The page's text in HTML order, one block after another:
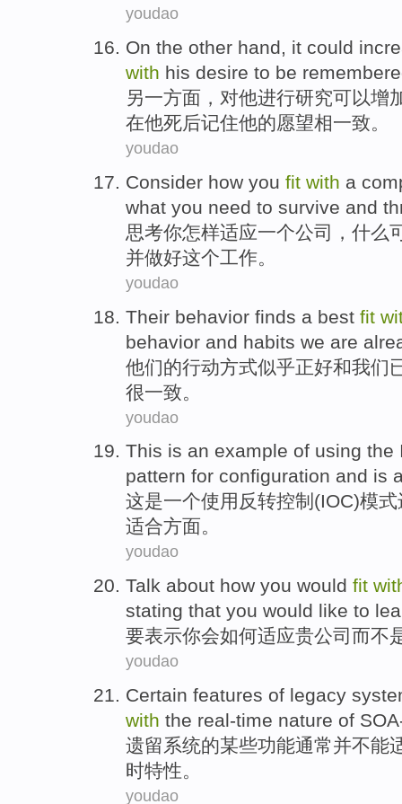
youdao
On the other hand, it could
with his desire to be
另一方面，对他进行研究可以增
在他死后记住他的愿望相一致。
youdao
Consider how you fit with a
what you need to survive and
思考你怎样适应一个公司 ， 什么
并做好这个工作。
youdao
Their behavior finds a best fit
behavior and habits we are
他们的行动方式似乎正好和我们
很一致 。
youdao
This is an example of using the
pattern for configuration and is
这是一个使用 反转控制 (IOC)模式
适合方面。
youdao
Talk about how you would fit
stating that you would like to
要表示你会如何适应贵公司 而不
youdao
Certain features of legacy
with the real-time nature of
遗留系统的某些功能通常并不能
时特性。
youdao